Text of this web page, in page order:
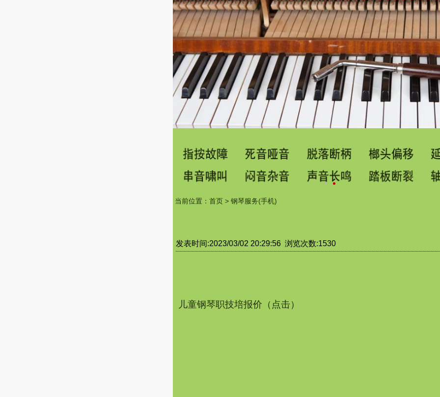
当前位置： 首页 > 钢琴服务(手机)
发表时间:2023/03/02 20:29:56 浏览次数:1530
儿童钢琴职技培报价（点击）